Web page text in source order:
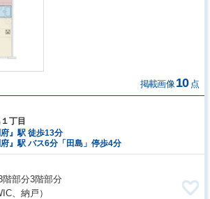
掲載画像 10 点
丁目
』駅 徒歩13分
』駅 バス6分「田島」停歩4分
部分3階部分
、納戸）